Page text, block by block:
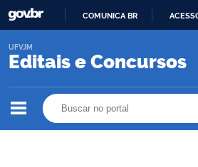
O
COMUNICA BR
Editais e Concursos
UFVJM